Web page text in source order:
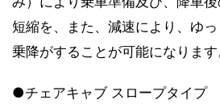
短縮を、また、減速により、ゆ
乗降がすることが可能になります
●チェアキャブ スロープタイプ